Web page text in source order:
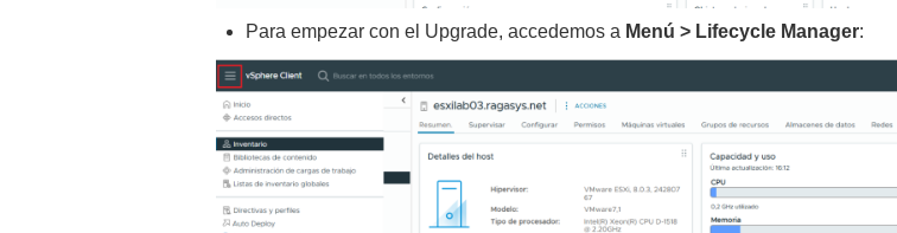
Para empezar con el Upgrade, accedemos a Menú > Lifecycle Manager: